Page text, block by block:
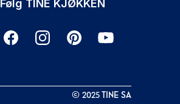
Følg TINE KJØKKEN
©2025TINE SA